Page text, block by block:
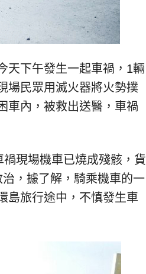
天下午發生一起車禍，1輛
場民眾用滅火器將火勢撲
車內，被救出送醫，車禍
現場機車已燒成殘骸，貨
，據了解，騎乘機車的一
島旅行途中，不慎發生車